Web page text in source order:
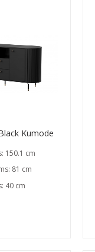
Kumode
150.1 cm
81 cm
40 cm